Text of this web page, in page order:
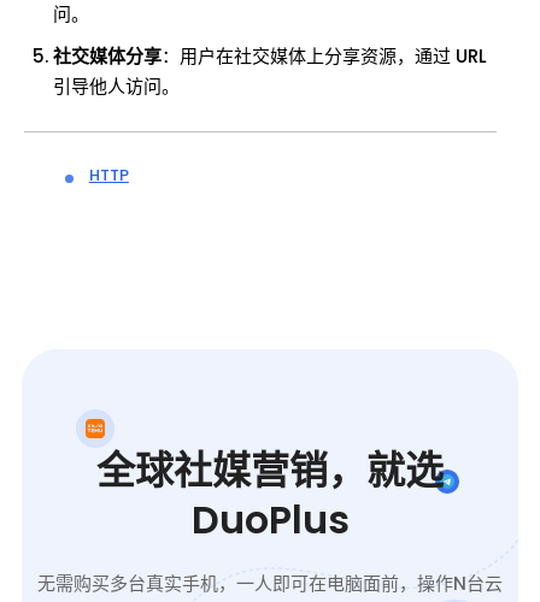
问。
社交媒体分享：用户在社交媒体上分享资源，通过 URL
引导他人访问。
HTTP
全球社媒营销，就选
DuoPlus
无需购买多台真实手机，一人即可在电脑面前，操作N台云